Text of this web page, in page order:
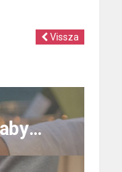
Vissza
Milyen a tökéletes éttermes randi egy Sugar Babyvel?